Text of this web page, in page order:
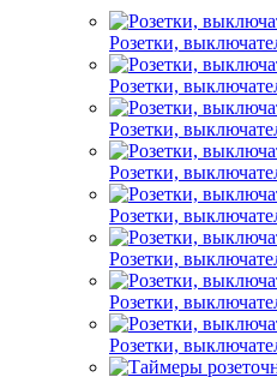
Розетки,
Розетки,
Розетки,
Розетки,
Розетки,
Розетки,
Розетки,
Розетки,